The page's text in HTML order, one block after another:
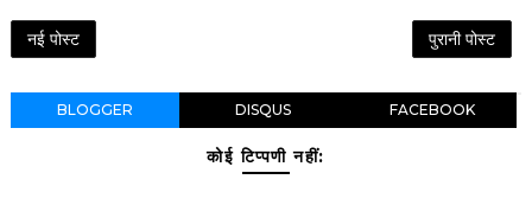
नई पोस्ट पुरानी पोस्ट
BLOGGER DISQUS FACEBOOK
कोई टिप्पणी नहीं: